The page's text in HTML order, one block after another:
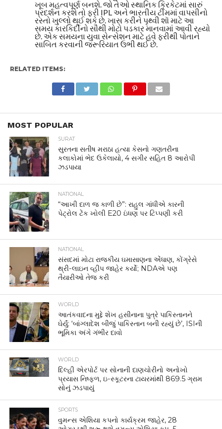
ખૂબ મહત્વપૂર્ણ બનશે. જો તેઓ સ્થાનિક ક્રિકેટમાં સારું
પ્રદર્શન કરશે તો ફરી IPL અને ભારતીય ટીમમાં વાપસીનો
રસ્તો ખુલ્લો થઈ શકે છે. ખાસ કરીને પૃથ્વી શૉ માટે આ
સમય કારકિર્દીનો સૌથી મોટો પડકાર માનવામાં આવી રહ્યો
છે. એક સમયના યુવા સેન્સેશન માટે હવે ફરીથી પોતાને
સાબિત કરવાની જરૂરિયાત ઉભી થઈ છે.
RELATED ITEMS:
MOST POPULAR
SURAT
સુરતના સતીષ મરાઠા હત્યા કેસનો ગણતરીના
કલાકોમાં ભેદ ઉકેલાયો, 4 સગીર સહિત 8 આરોપી
ઝડપાયા
NATIONAL
“આખી દાળ જ કાળી છે”: રાહુલ ગાંધીએ કારની
પેટ્રોલ ટેંક ખોલી E20 ઇંધણ પર ટિપ્પણી કરી
NATIONAL
સંસદમાં મોટા રાજકીય ઘમાસાણના એંધાણ, કોંગ્રેસે
થ્રી-લાઇન વ્હીપ જાહેર કર્યો; NDAએ પણ
તૈયારીઓ તેજ કરી
WORLD
આતંકવાદના મુદ્દે શેખ હસીનાના પુત્રે પાકિસ્તાનને
ઘેર્યું: ‘બાંગ્લાદેશ બીજું પાકિસ્તાન બની રહ્યું છે’, ISIની
ભૂમિકા અંગે ગંભીર દાવો
WORLD
દિલ્હી એરપોર્ટ પર સોનાની દાણચોરીનો અનોખો
પ્રયાસ નિષ્ફળ, ઇ-સ્કૂટરના ટાયરમાંથી 869.5 ગ્રામ
સોનું ઝડપાયું
SPORTS
વુમન્સ એશિયા કપનો કાર્યક્રમ જાહેર, 28